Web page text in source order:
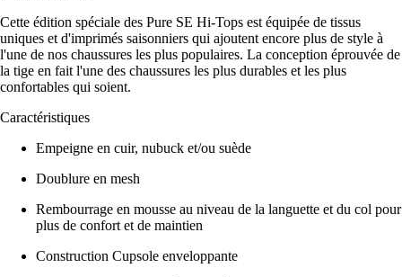
Cette édition spéciale des Pure SE Hi-Tops est équipée de tissus
uniques et d'imprimés saisonniers qui ajoutent encore plus de style à
l'une de nos chaussures les plus populaires. La conception éprouvée de
la tige en fait l'une des chaussures les plus durables et les plus
confortables qui soient.
Caractéristiques
Empeigne en cuir, nubuck et/ou suède
Doublure en mesh
Rembourrage en mousse au niveau de la languette et du col pour
plus de confort et de maintien
Construction Cupsole enveloppante